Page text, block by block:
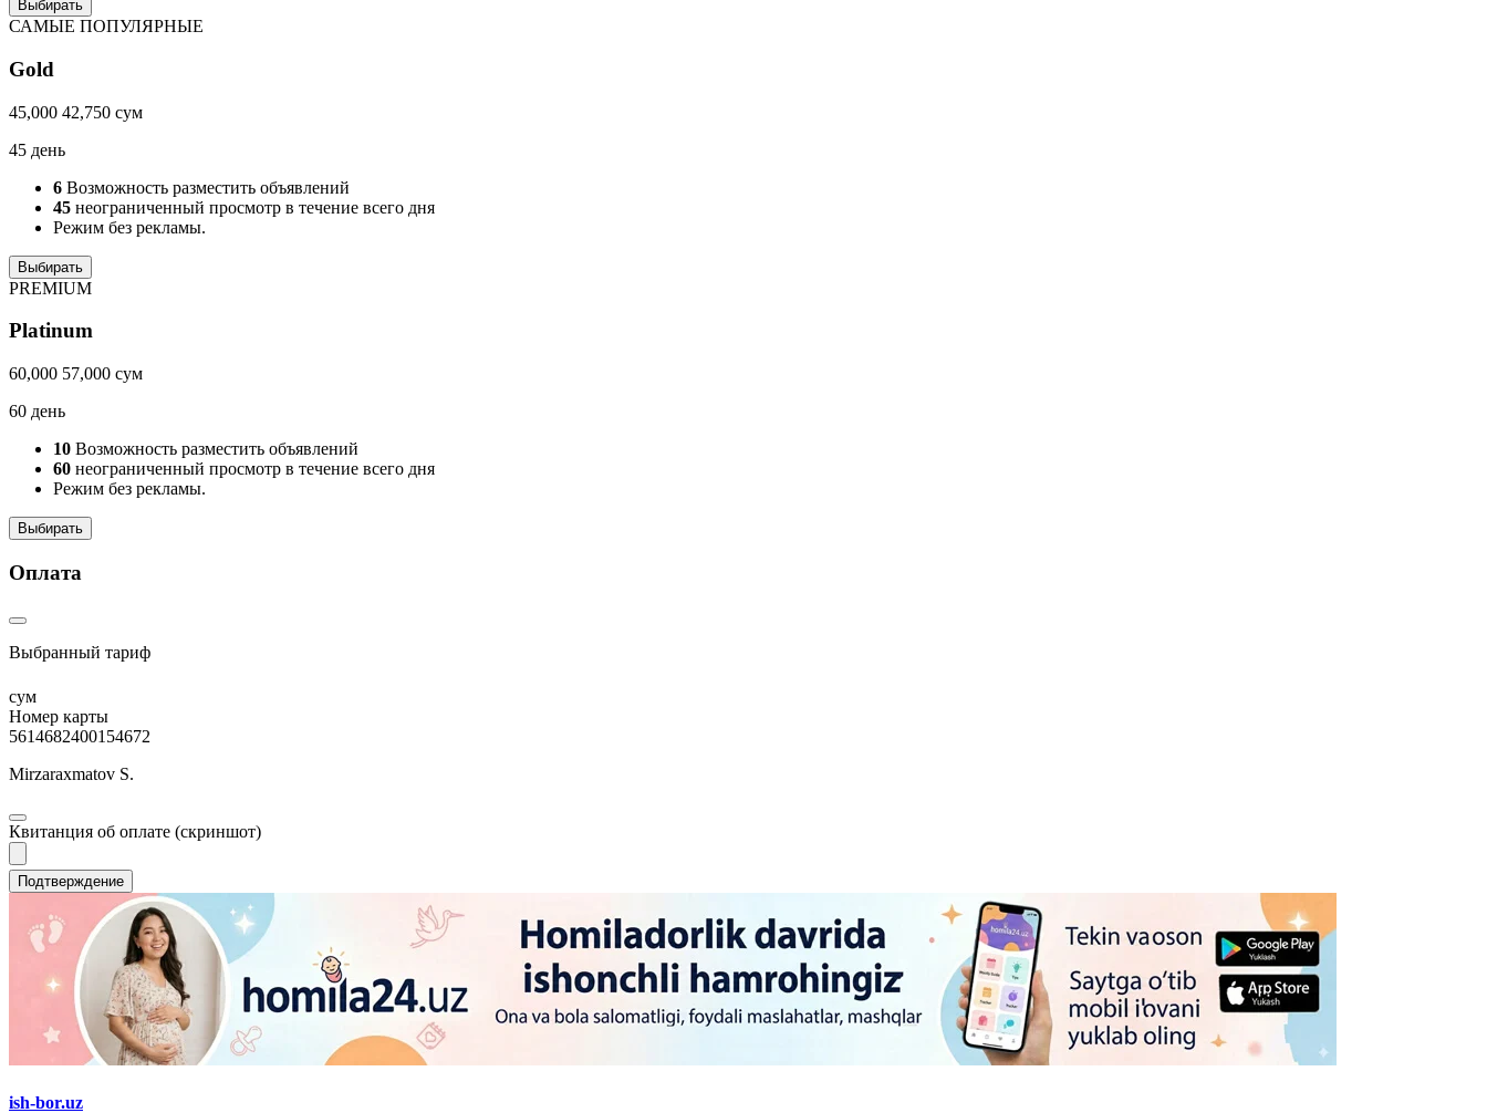
Выбирать
САМЫЕ ПОПУЛЯРНЫЕ
Gold
45,000 42,750 сум
45 день
6 Возможность разместить объявлений
45 неограниченный просмотр в течение всего дня
Режим без рекламы.
Выбирать
PREMIUM
Platinum
60,000 57,000 сум
60 день
10 Возможность разместить объявлений
60 неограниченный просмотр в течение всего дня
Режим без рекламы.
Выбирать
Оплата
Выбранный тариф
сум
Номер карты
5614682400154672
Mirzaraxmatov S.
Квитанция об оплате (скриншот)
Подтверждение
ish-bor.uz